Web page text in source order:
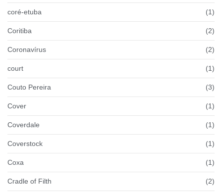
coré-etuba (1)
Coritiba (2)
Coronavírus (2)
court (1)
Couto Pereira (3)
Cover (1)
Coverdale (1)
Coverstock (1)
Coxa (1)
Cradle of Filth (2)